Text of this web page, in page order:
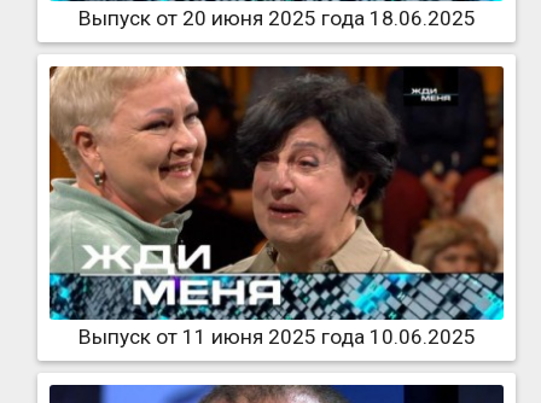
Выпуск от 20 июня 2025 года 18.06.2025
Выпуск от 11 июня 2025 года 10.06.2025